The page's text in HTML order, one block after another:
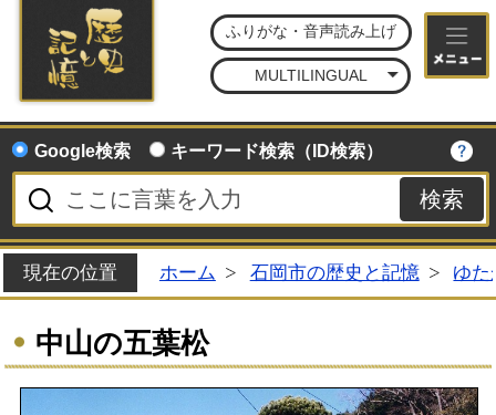
石
ふりがな・音声読み上げ
MULTILINGUAL
Google検索 キーワード検索（ID検索）
現在の位置 ホーム 石岡市の歴史と記憶 ゆた
中山の五葉松